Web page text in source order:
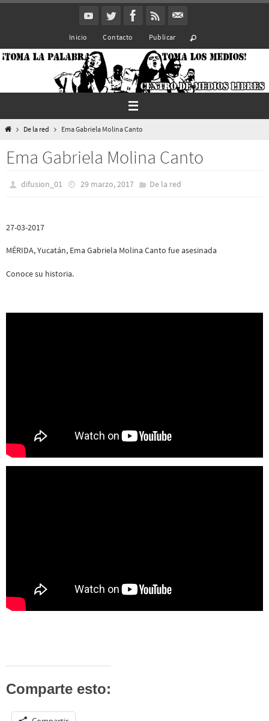
Inicio Contacto Publicar
InicioDe la red Ema Gabriela Molina Canto
Ema Gabriela Molina Canto
difusion_01 29 marzo, 2017 De la red
27-03-2017
MÉRIDA, Yucatán, Ema Gabriela Molina Canto fue asesinada
Conoce su historia.
Comparte esto: